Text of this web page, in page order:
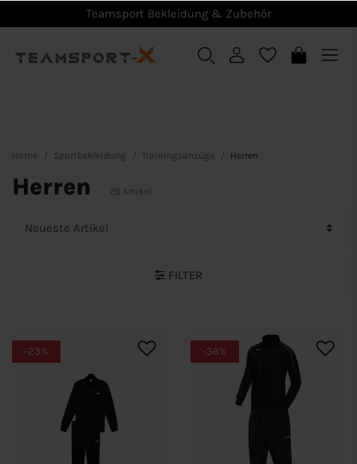
Teamsport Bekleidung & Zubehör
Home Sportbekleidung Trainingsanzüge Herren
Herren 29 Artikel
FILTER
-23% -36%